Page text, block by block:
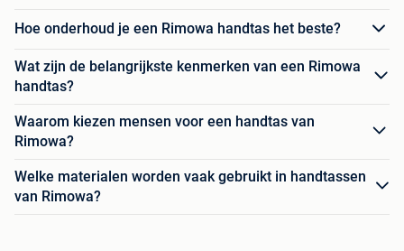
Hoe onderhoud je een Rimowa handtas het beste?
Wat zijn de belangrijkste kenmerken van een Rimowa
handtas?
Waarom kiezen mensen voor een handtas van
Rimowa?
Welke materialen worden vaak gebruikt in handtassen
van Rimowa?